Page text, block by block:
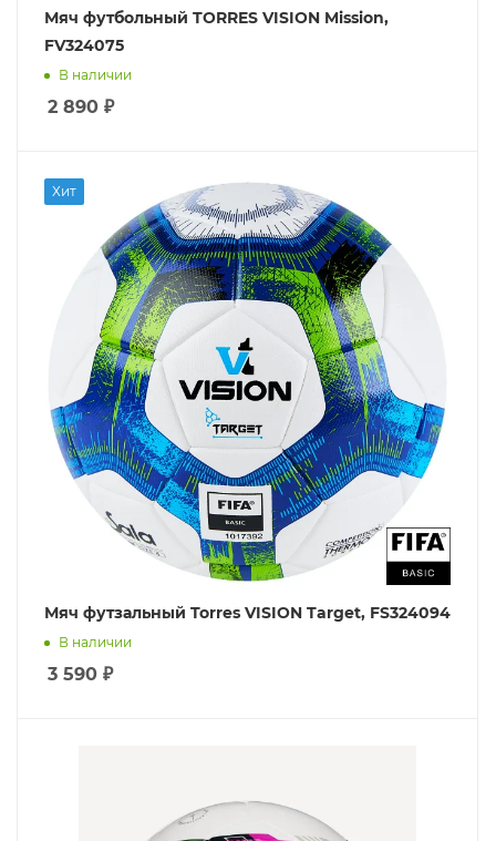
Мяч футбольный TORRES VISION Mission,
FV324075
В наличии
2 890 ₽
Хит
Мяч футзальный Torres VISION Target, FS324094
В наличии
3 590 ₽